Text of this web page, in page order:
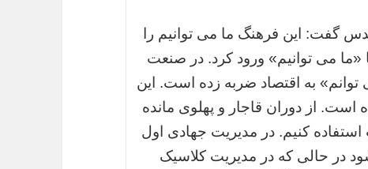
گفت: این فرهنگ ما می توانیم را
«ما می توانیم» ورود کرد. در صنعت
به اقتصاد ضربه زده است. این
است. از دوران قاجار و پهلوی مانده
کنیم. در مدیریت جهادی اول
در حالی که در مدیریت کلاسیک